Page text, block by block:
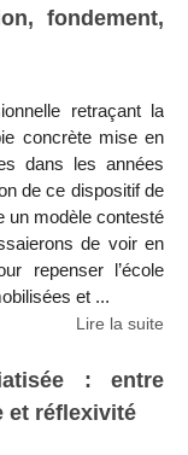
fondement,
retraçant la
concrète mise en
dans les années
de ce dispositif de
un modèle contesté
de voir en
repenser l’école
et ...
Lire la suite
: entre
et réflexivité